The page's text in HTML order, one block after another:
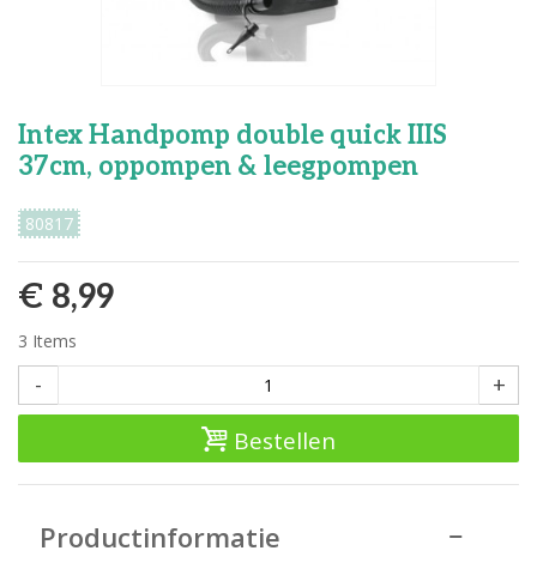
Intex Handpomp double quick IIIS
37cm, oppompen & leegpompen
80817
€ 8,99
3 Items
- +
Bestellen
Productinformatie